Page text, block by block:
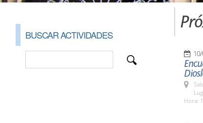
BUSCAR ACTIVIDADES
Hora: